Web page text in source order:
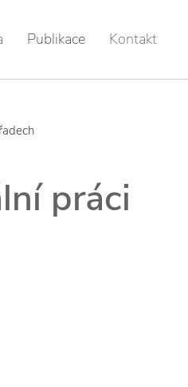
Publikace Kontakt
práci